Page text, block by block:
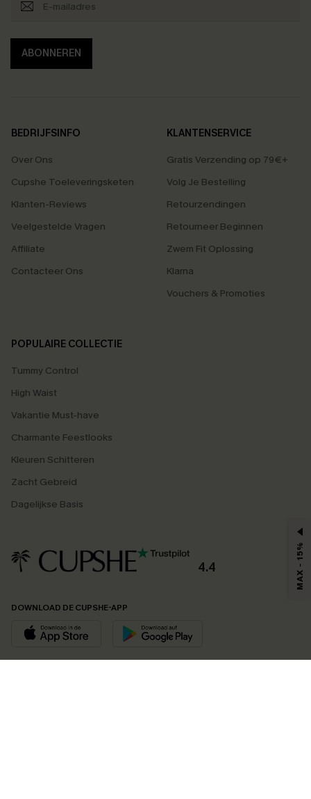
ABONNEREN
BEDRIJFSINFO
Over Ons
Cupshe Toeleveringsketen
Klanten-Reviews
Veelgestelde Vragen
Affiliate
Contacteer Ons
KLANTENSERVICE
Gratis Verzending op 79€+
Volg Je Bestelling
Retourzendingen
Retourneer Beginnen
Zwem Fit Oplossing
Klarna
Vouchers & Promoties
POPULAIRE COLLECTIE
Tummy Control
High Waist
Vakantie Must-have
Charmante Feestlooks
Kleuren Schitteren
Zacht Gebreid
Dagelijkse Basis
4.4
DOWNLOAD DE CUPSHE-APP
MAX - 15%